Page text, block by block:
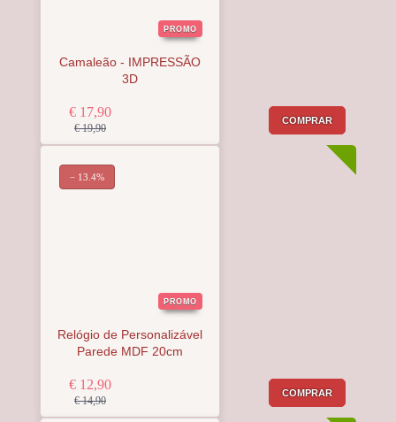
PROMO
Camaleão - IMPRESSÃO
3D
€ 17,90
€ 19,90
COMPRAR
PROMO
Relógio de Personalizável
Parede MDF 20cm
€ 12,90
€ 14,90
COMPRAR
− 13.4%